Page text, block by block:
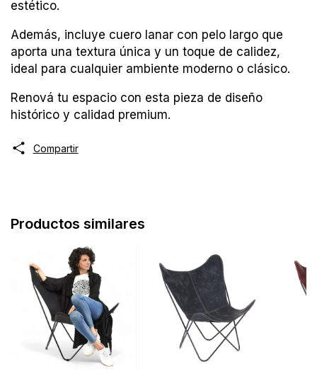
estético.
Además, incluye cuero lanar con pelo largo que
aporta una textura única y un toque de calidez,
ideal para cualquier ambiente moderno o clásico.
Renová tu espacio con esta pieza de diseño
histórico y calidad premium.
Compartir
Productos similares